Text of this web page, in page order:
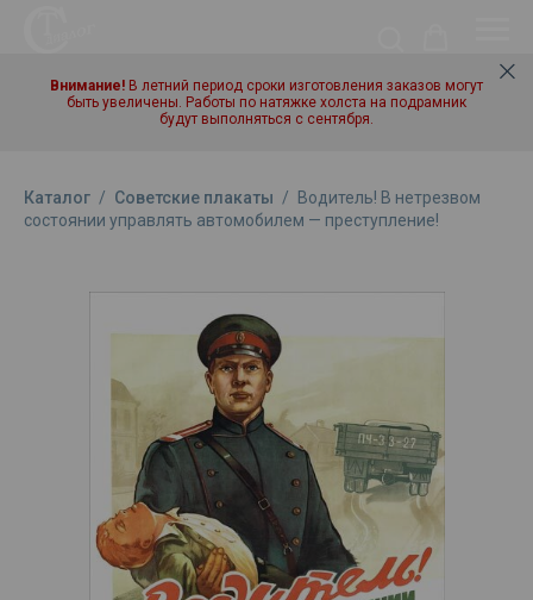
Внимание! В летний период сроки изготовления заказов могут
быть увеличены. Работы по натяжке холста на подрамник
будут выполняться с сентября.
Каталог / Советские плакаты /
Водитель! В нетрезвом
состоянии управлять автомобилем — преступление!